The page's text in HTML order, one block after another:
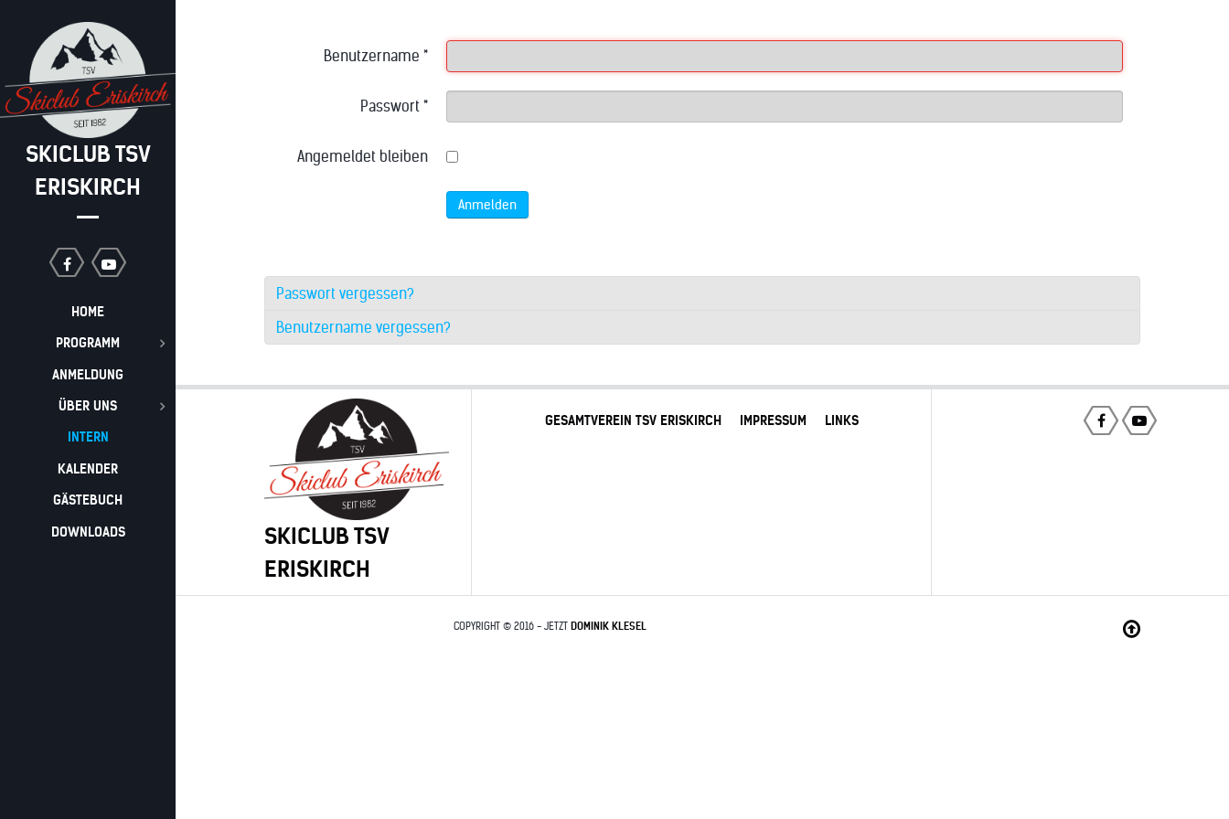
Benutzername *
Passwort *
Angemeldet bleiben
Anmelden
Passwort vergessen?
Benutzername vergessen?
SKICLUB TSV
ERISKIRCH
GESAMTVEREIN TSV ERISKIRCH IMPRESSUM LINKS
COPYRIGHT © 2016 - JETZT DOMINIK KLESEL
SKICLUB TSV
ERISKIRCH
HOME
PROGRAMM
ANMELDUNG
ÜBER UNS
INTERN
KALENDER
GÄSTEBUCH
DOWNLOADS